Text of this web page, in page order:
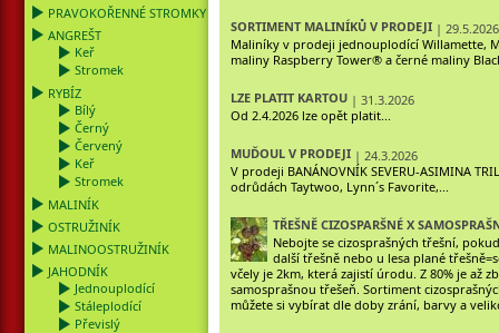
PRAVOKOŘENNÉ STROMKY
ANGREŠT
Keř
Stromek
RYBÍZ
Bílý
Černý
Červený
Keř
Stromek
MALINÍK
OSTRUŽINÍK
MALINOOSTRUŽINÍK
JAHODNÍK
Jednouplodící
Stáleplodící
Převislý
SORTIMENT MALINÍKŮ V PRODEJI | 29.5.2026
Maliníky v prodeji jednouplodící Willamette,
maliny Raspberry Tower® a černé maliny
LZE PLATIT KARTOU | 31.3.2026
Od 2.4.2026 lze opět platit...
MUĎOUL V PRODEJI | 24.3.2026
V prodeji BANÁNOVNÍK SEVERU-ASIMINA
odrůdách Taytwoo, Lynn´s Favorite,...
TŘEŠNĚ CIZOSPARŠNÉ X
Nebojte se cizosprašných třešní,
další třešně nebo u lesa plané
včely je 2km, která zajistí úrodu. Z 80% je až
samosprašnou třešeň. Sortiment
můžete si vybírat dle doby zrání, barvy a